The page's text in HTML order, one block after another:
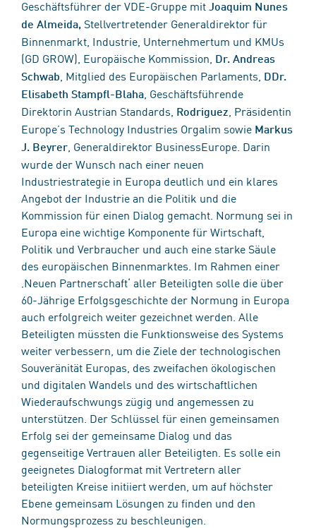
Geschäftsführer der VDE-Gruppe mit Joaquim Nunes
de Almeida, Stellvertretender Generaldirektor für
Binnenmarkt, Industrie, Unternehmertum und KMUs
(GD GROW), Europäische Kommission, Dr. Andreas
Schwab , Mitglied des Europäischen Parlaments, DDr.
Elisabeth Stampfl-Blaha , Geschäftsführende
Direktorin Austrian Standards, Rodriguez , Präsidentin
Europe’s Technology Industries Orgalim sowie Markus
J. Beyrer , Generaldirektor BusinessEurope. Darin
wurde der Wunsch nach einer neuen
Industriestrategie in Europa deutlich und ein klares
Angebot der Industrie an die Politik und die
Kommission für einen Dialog gemacht. Normung sei in
Europa eine wichtige Komponente für Wirtschaft,
Politik und Verbraucher und auch eine starke Säule
des europäischen Binnenmarktes. Im Rahmen einer
‚Neuen Partnerschaft‘ aller Beteiligten solle die über
60-Jährige Erfolgsgeschichte der Normung in Europa
auch erfolgreich weiter gezeichnet werden. Alle
Beteiligten müssten die Funktionsweise des Systems
weiter verbessern, um die Ziele der technologischen
Souveränität Europas, des zweifachen ökologischen
und digitalen Wandels und des wirtschaftlichen
Wiederaufschwungs zügig und angemessen zu
unterstützen. Der Schlüssel für einen gemeinsamen
Erfolg sei der gemeinsame Dialog und das
gegenseitige Vertrauen aller Beteiligten. Es solle ein
geeignetes Dialogformat mit Vertretern aller
beteiligten Kreise initiiert werden, um auf höchster
Ebene gemeinsam Lösungen zu finden und den
Normungsprozess zu beschleunigen.